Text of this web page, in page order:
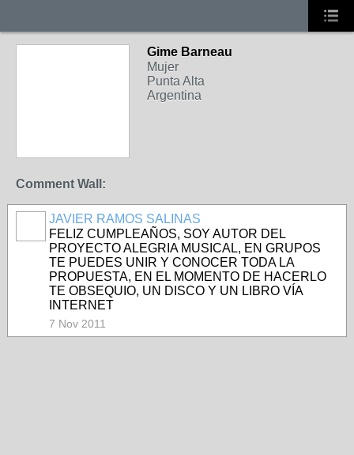
Gime Barneau
Mujer
Punta Alta
Argentina
Comment Wall:
JAVIER RAMOS SALINAS
FELIZ CUMPLEAÑOS, SOY AUTOR DEL
PROYECTO ALEGRIA MUSICAL, EN GRUPOS
TE PUEDES UNIR Y CONOCER TODA LA
PROPUESTA, EN EL MOMENTO DE HACERLO
TE OBSEQUIO, UN DISCO Y UN LIBRO VÍA
INTERNET
7 Nov 2011